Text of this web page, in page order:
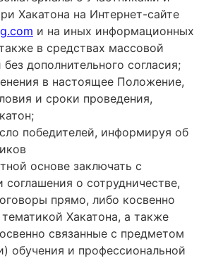
Хакатона на Интернет-сайте
и на иных информационных
в средствах массовой
дополнительного согласия;
в настоящее Положение,
и сроки проведения,
победителей, информируя об
основе заключать с
соглашения о сотрудничестве,
прямо, либо косвенно
Хакатона, а также
связанные с предметом
обучения и профессиональной